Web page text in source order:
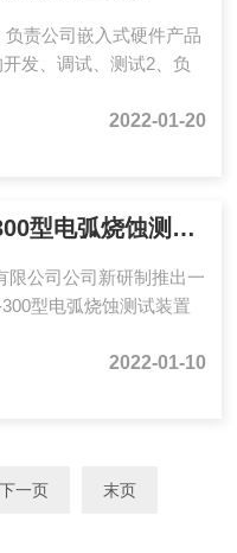
责公司嵌入式硬件产品
发、调试、测试2、负
、负责硬件板卡功能调
5、根据公司制度要求
2022-01-20
公司研制新推出一款AE-300型电弧烧蚀测试装置
限公司公司新研制推出一
型电弧烧蚀测试装置
件之一，开关电器的主
取决于触头材料的好
2022-01-10
下一页 末页